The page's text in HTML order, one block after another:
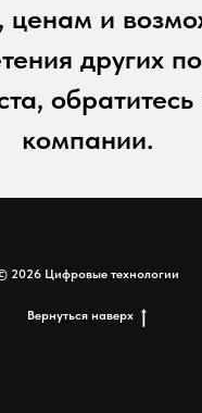
ценам и
других
компании.
2026 Цифровые технологии
Вернуться наверх